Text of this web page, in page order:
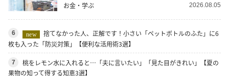
お金・学ぶ 2026.08.05
6 new
捨てなかった人、正解です！小さい「ペットボトルのふた」に6
枚も入った「防災対策」【便利な活用術3選】
7
桃をレモン水に入れると…「夫に言いたい」「見た目がきれい」【夏の
果物の知って得する知恵3選】